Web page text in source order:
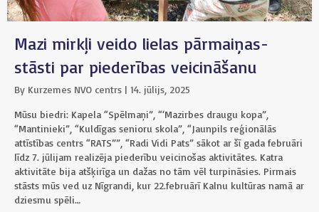
s
s
v
e
-
a
s
t
ā
*
Mazi mirkļi veido lielas pārmaiņas-
stāsti par piederības veicināšanu
By Kurzemes NVO centrs | 14. jūlijs, 2025
Mūsu biedri: Kapela “Spēlmaņi”, “‘Mazirbes draugu kopa”,
“Mantinieki”, “Kuldīgas senioru skola”, “Jaunpils reģionālās
attīstības centrs “RATS””, “Radi Vidi Pats” sākot ar šī gada februāri
līdz 7. jūlijam realizēja piederību veicinošas aktivitātes. Katra
aktivitāte bija atšķirīga un dažas no tām vēl turpināsies. Pirmais
stāsts mūs ved uz Nīgrandi, kur 22.februārī Kalnu kultūras namā ar
dziesmu spēli…